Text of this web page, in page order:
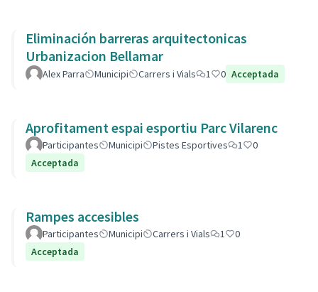
Eliminación barreras arquitectonicas
Urbanizacion Bellamar
Alex Parra Municipi Carrers i Vials 1 0 Acceptada
Aprofitament espai esportiu Parc Vilarenc
Participantes Municipi Pistes Esportives 1
0
Acceptada
Rampes accesibles
Participantes Municipi Carrers i Vials 1
0
Acceptada